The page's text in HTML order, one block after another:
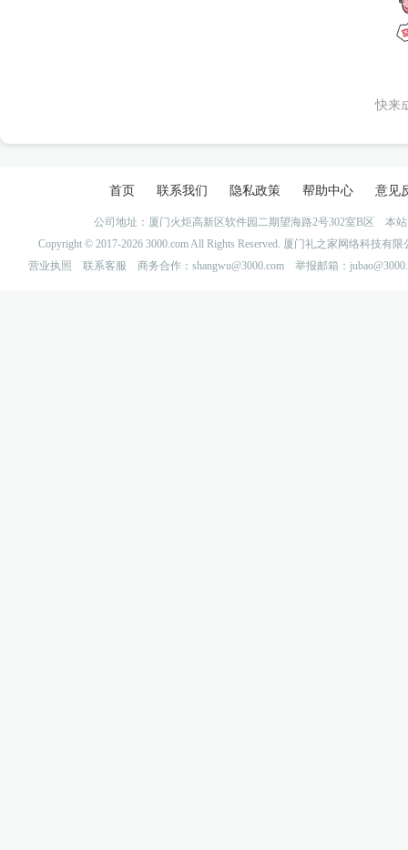
快来
首页 联系我们 隐私政策 帮助中心 意见
公司地址：厦门火炬高新区软件园二期望海路2号302室B区 本
Copyright © 2017-2026 3000.com All Rights Reserved. 厦门礼之家网络科技
营业执照
联系客服 商务合作：shangwu@3000.com 举报邮箱：